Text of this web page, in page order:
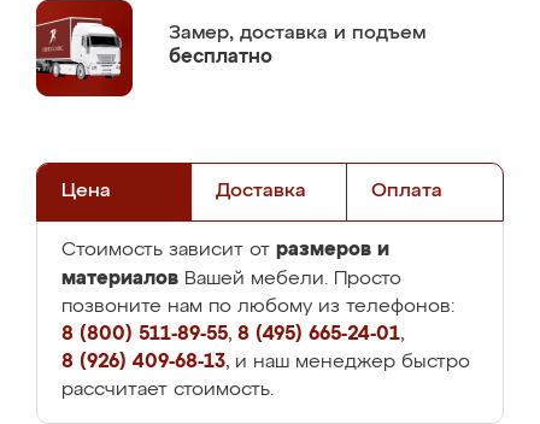
Замер, доставка и подъем
бесплатно
Цена Доставка Оплата
Стоимость зависит от размеров и
материалов Вашей мебели. Просто
позвоните нам по любому из телефонов:
8 (800) 511-89-55, 8 (495) 665-24-01,
8 (926) 409-68-13, и наш менеджер быстро
рассчитает стоимость.